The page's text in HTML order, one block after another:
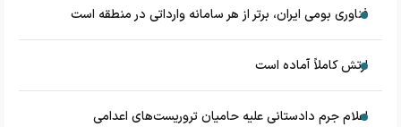
فناوری بومی ایران، برتر از هر سامانه وارداتی در منطقه است
ارتش کاملاً آماده است
اعلام جرم دادستانی علیه حامیان تروریست‌های اعدامی